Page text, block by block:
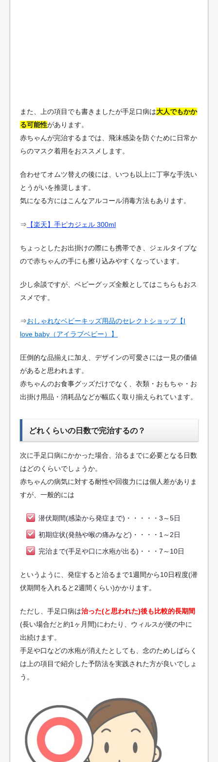
また、上の項目でも書きましたが手足口病は大人でもかか
る可能性があります。
赤ちゃんが完治するまでは、飛沫感染を防ぐために日常か
らのマスク着用をおススメします。
合わせてオムツ替えの後には、いつも以上に丁寧な手洗い
とうがいを推奨します。
気になる方にはこんなアルコール消毒方法もあります。
⇒ 【楽天】手ピカジェル 300ml
ちょっとしたお出掛けの際にも携帯でき、ジェルタイプな
ので赤ちゃんの手にも擦り込みやすくなっています。
少し余談ですが、ベビーグッズ全般としてはこちらもおス
スメです。
⇒おしゃれなベビーキッズ用品のセレクトショップ【I
love baby（アイラブベビー）】
圧倒的な品揃えに加え、デザインの可愛さには一見の価値
があると思われます。
赤ちゃんのお食事グッズだけでなく、衣類・おもちゃ・お
出掛け用品・消耗品などが幅広く取り揃えられています。
どれくらいの日数で完治するの？
次に手足口病にかかった場合、治るまでに必要となる日数
はどのくらいでしょうか。
赤ちゃんの病気に対する耐性や回復力には個人差がありま
すが、一般的には
潜伏期間(感染から発症まで)・・・・・3～5日
初期症状(発熱や喉の痛みなど)・・・・1～2日
完治まで(手足や口に水疱が出る)・・・7～10日
というように、発症すると治るまで1週間から10日程度(潜
伏期間を入れると2週間くらい)かかります。
ただし、手足口病は治った(と思われた)後も比較的長期間
(長い場合だと約1ヶ月間)にわたり、ウィルスが便の中に
出続けます。
手足や口などの水疱が消えたとしても、念のためしばらく
は上の項目で紹介した予防法を実践された方が良いでしょ
う。